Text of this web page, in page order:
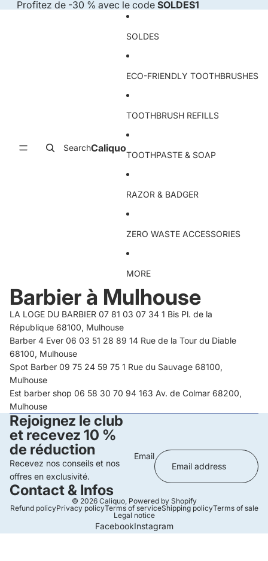
Profitez de -30 % avec le code SOLDES1
SearchCaliquo
SOLDES
ECO-FRIENDLY TOOTHBRUSHES
TOOTHBRUSH REFILLS
TOOTHPASTE & SOAP
RAZOR & BADGER
ZERO WASTE ACCESSORIES
MORE
Barbier à Mulhouse
LA LOGE DU BARBIER 07 81 03 07 34 1 Bis Pl. de la
République 68100, Mulhouse
Barber 4 Ever 06 03 51 28 89 14 Rue de la Tour du Diable
68100, Mulhouse
Spot Barber 09 75 24 59 75 1 Rue du Sauvage 68100,
Mulhouse
Est barber shop 06 58 30 70 94 163 Av. de Colmar 68200,
Mulhouse
Rejoignez le club
et recevez 10 %
de réduction
Recevez nos conseils et nos
offres en exclusivité.
Email
Contact & Infos
© 2026 Caliquo, Powered by Shopify
Refund policyPrivacy policyTerms of serviceShipping policyTerms of sale
Legal notice
FacebookInstagram